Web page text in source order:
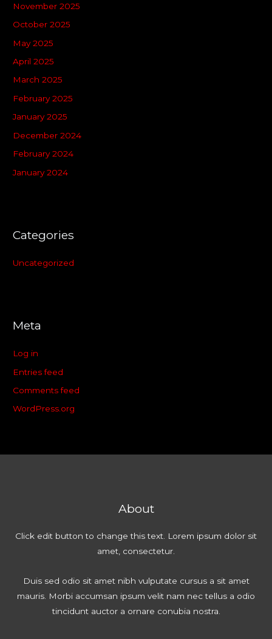
November 2025
October 2025
May 2025
April 2025
March 2025
February 2025
January 2025
December 2024
February 2024
January 2024
Categories
Uncategorized
Meta
Log in
Entries feed
Comments feed
WordPress.org
About
Click edit button to change this text. Lorem ipsum dolor sit
amet, consectetur.
Duis sed odio sit amet nibh vulputate cursus a sit amet
mauris. Morbi accumsan ipsum velit nam nec tellus a odio
tincidunt auctor a ornare conubia nostra.